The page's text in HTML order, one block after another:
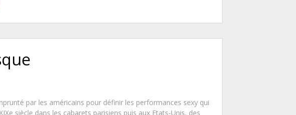
par les américains pour définir les performances sexy qui
siècle dans les cabarets parisiens puis aux Etats-Unis, des